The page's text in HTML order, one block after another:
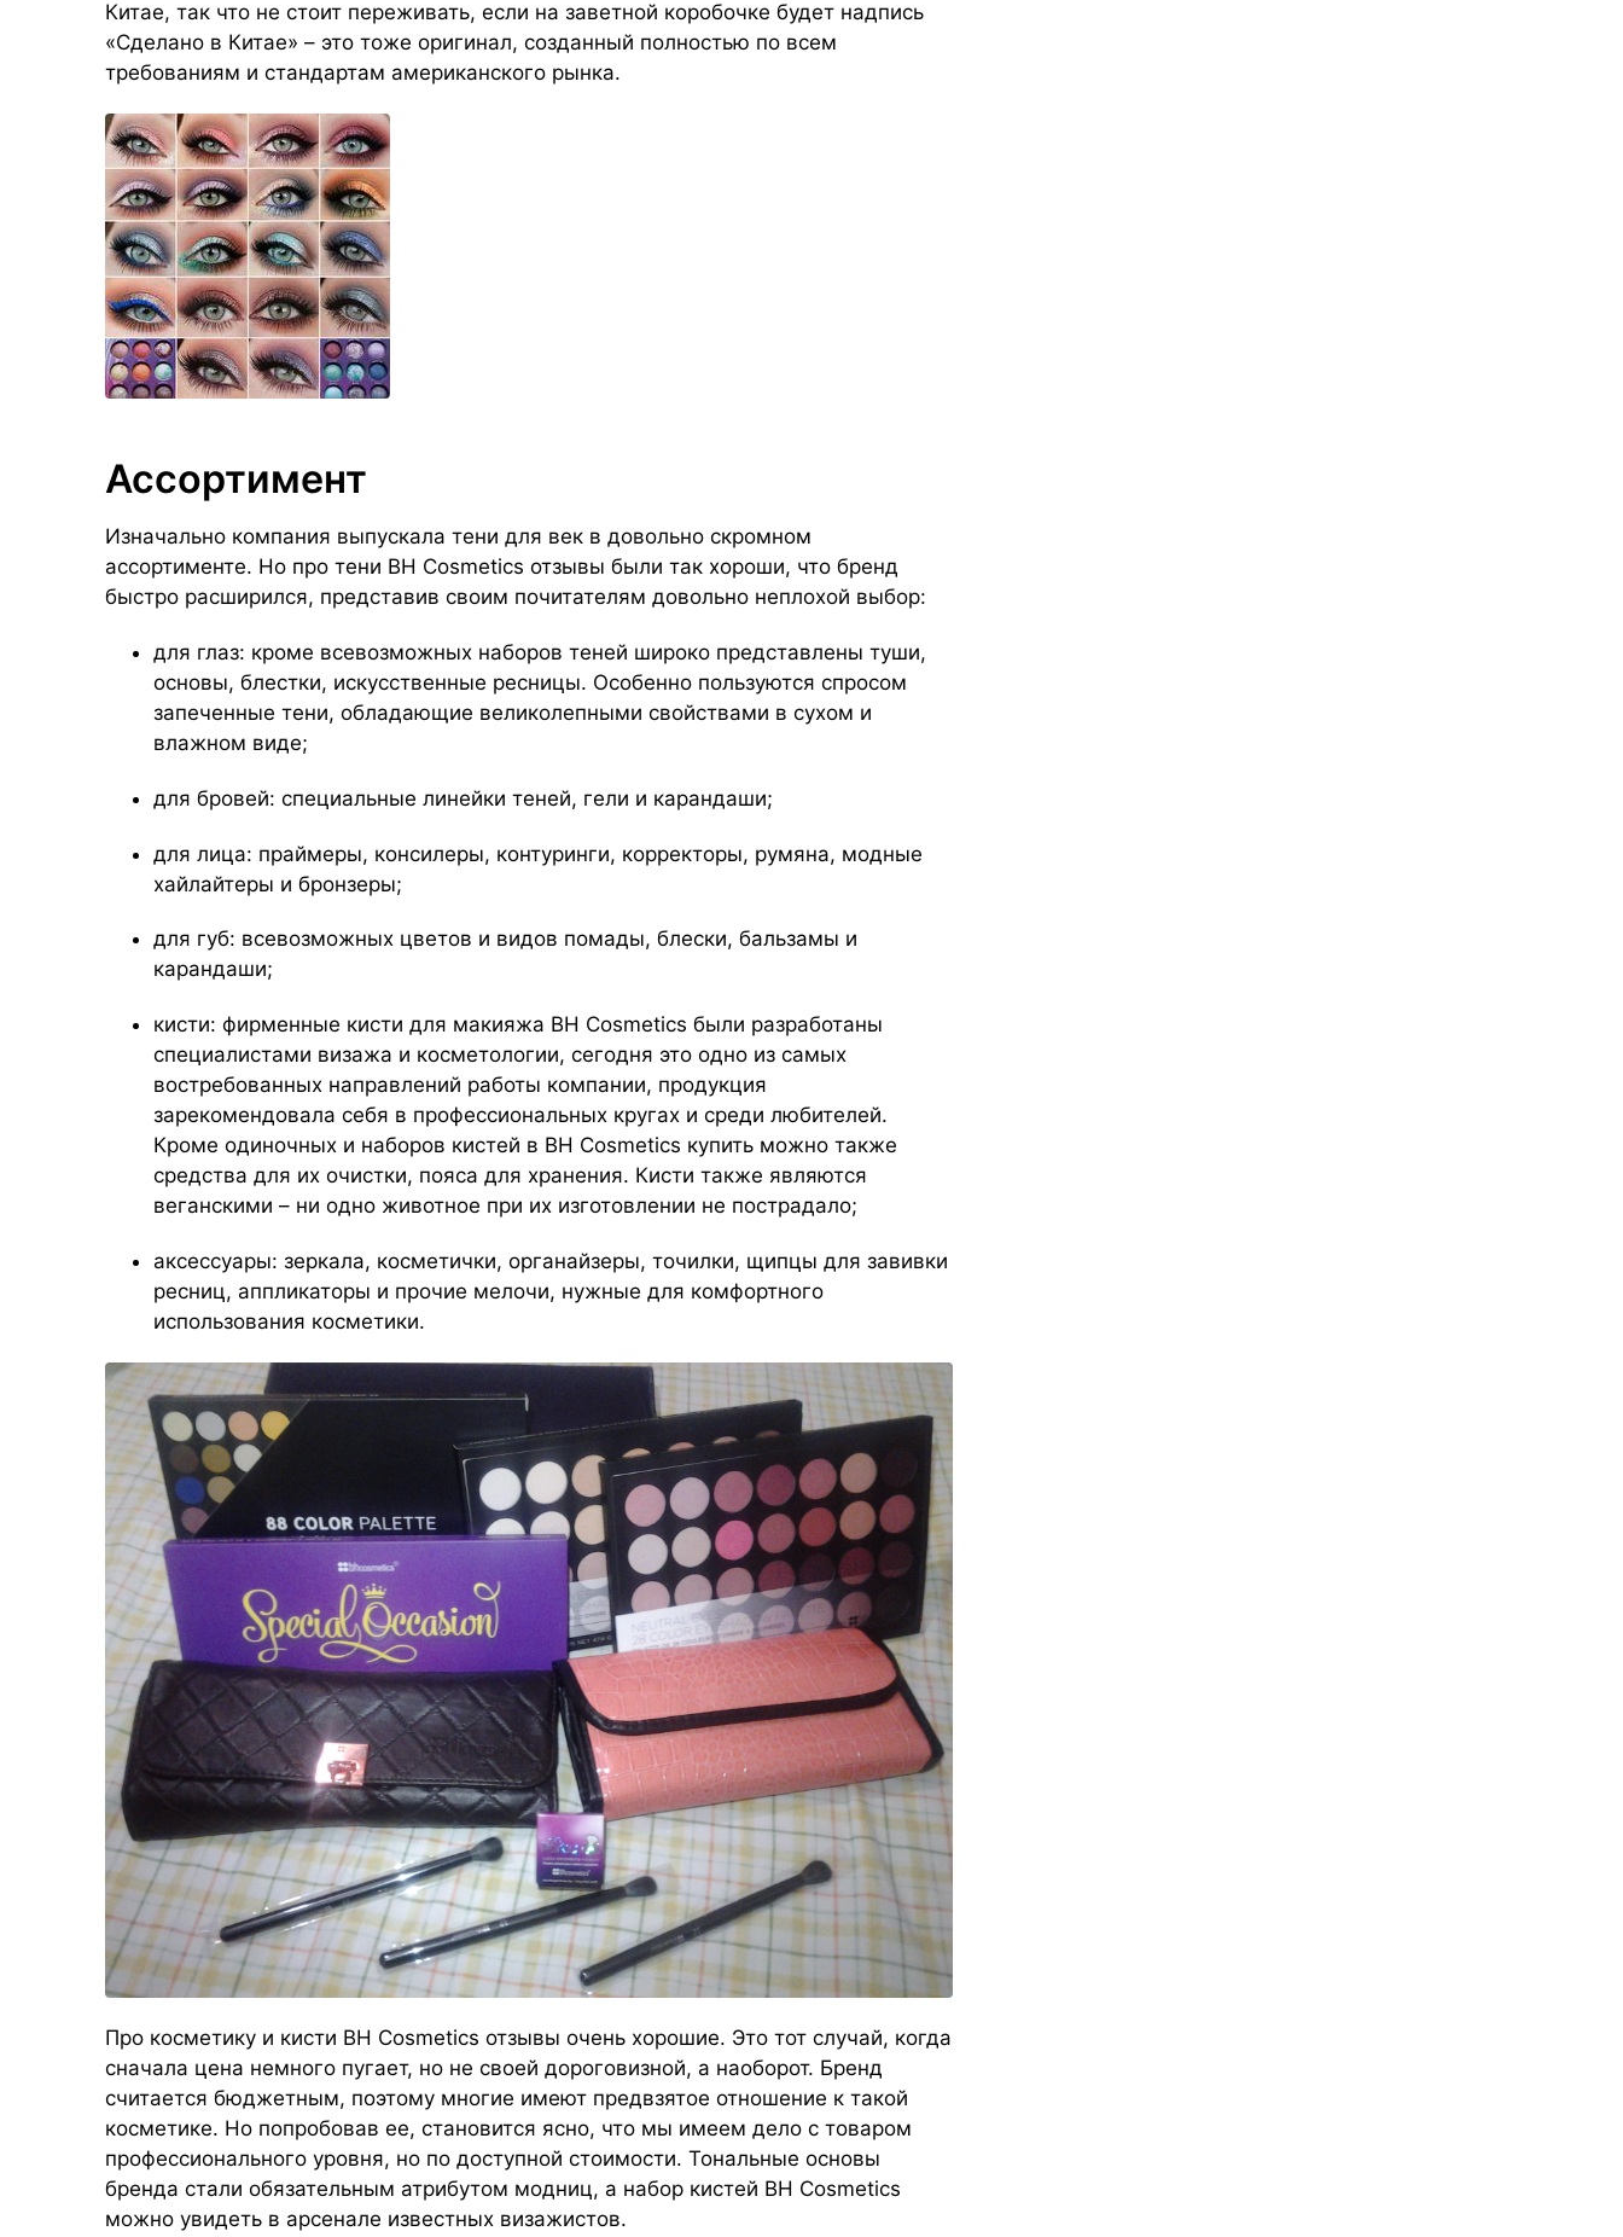
Китае, так что не стоит переживать, если на заветной коробочке будет надпись
«Сделано в Китае» – это тоже оригинал, созданный полностью по всем
требованиям и стандартам американского рынка.
Ассортимент
Изначально компания выпускала тени для век в довольно скромном
ассортименте. Но про тени BH Cosmetics отзывы были так хороши, что бренд
быстро расширился, представив своим почитателям довольно неплохой выбор:
для глаз: кроме всевозможных наборов теней широко представлены туши,
основы, блестки, искусственные ресницы. Особенно пользуются спросом
запеченные тени, обладающие великолепными свойствами в сухом и
влажном виде;
для бровей: специальные линейки теней, гели и карандаши;
для лица: праймеры, консилеры, контуринги, корректоры, румяна, модные
хайлайтеры и бронзеры;
для губ: всевозможных цветов и видов помады, блески, бальзамы и
карандаши;
кисти: фирменные кисти для макияжа BH Cosmetics были разработаны
специалистами визажа и косметологии, сегодня это одно из самых
востребованных направлений работы компании, продукция
зарекомендовала себя в профессиональных кругах и среди любителей.
Кроме одиночных и наборов кистей в BH Cosmetics купить можно также
средства для их очистки, пояса для хранения. Кисти также являются
веганскими – ни одно животное при их изготовлении не пострадало;
аксессуары: зеркала, косметички, органайзеры, точилки, щипцы для завивки
ресниц, аппликаторы и прочие мелочи, нужные для комфортного
использования косметики.
Про косметику и кисти BH Cosmetics отзывы очень хорошие. Это тот случай, когда
сначала цена немного пугает, но не своей дороговизной, а наоборот. Бренд
считается бюджетным, поэтому многие имеют предвзятое отношение к такой
косметике. Но попробовав ее, становится ясно, что мы имеем дело с товаром
профессионального уровня, но по доступной стоимости. Тональные основы
бренда стали обязательным атрибутом модниц, а набор кистей BH Cosmetics
можно увидеть в арсенале известных визажистов.